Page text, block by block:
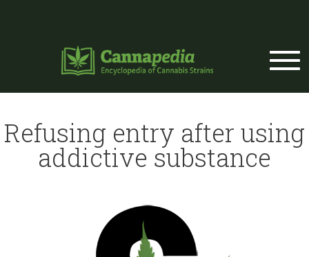
Refusing entry after using
addictive substance